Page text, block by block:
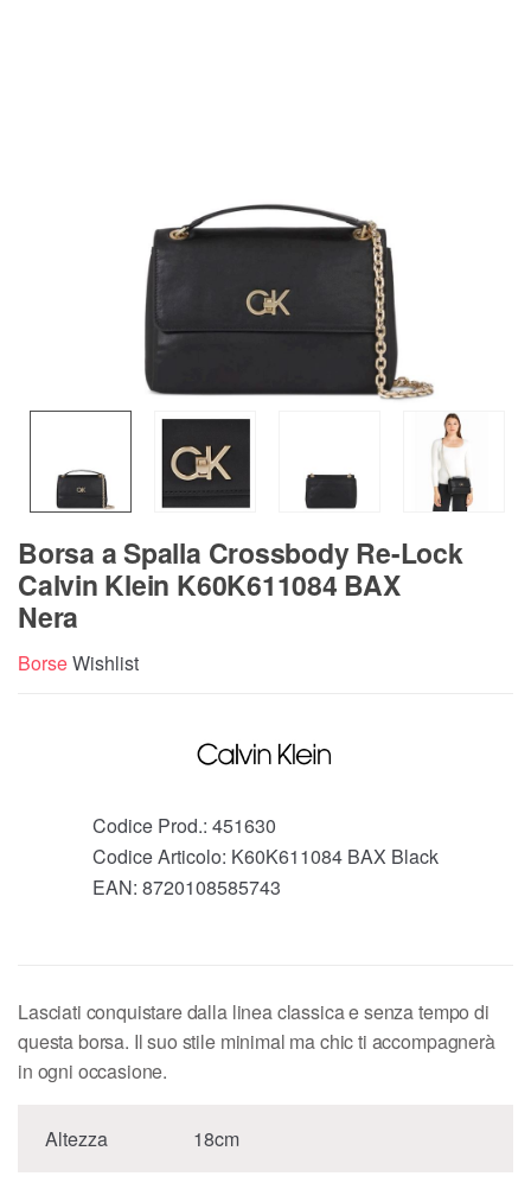
Borsa a Spalla Crossbody Re-Lock
Calvin Klein K60K611084 BAX
Nera
BorseWishlist
Codice Prod.: 451630
Codice Articolo: K60K611084 BAX Black
EAN: 8720108585743
Lasciati conquistare dalla linea classica e senza tempo di
questa borsa. Il suo stile minimal ma chic ti accompagnerà
in ogni occasione.
Altezza 18cm